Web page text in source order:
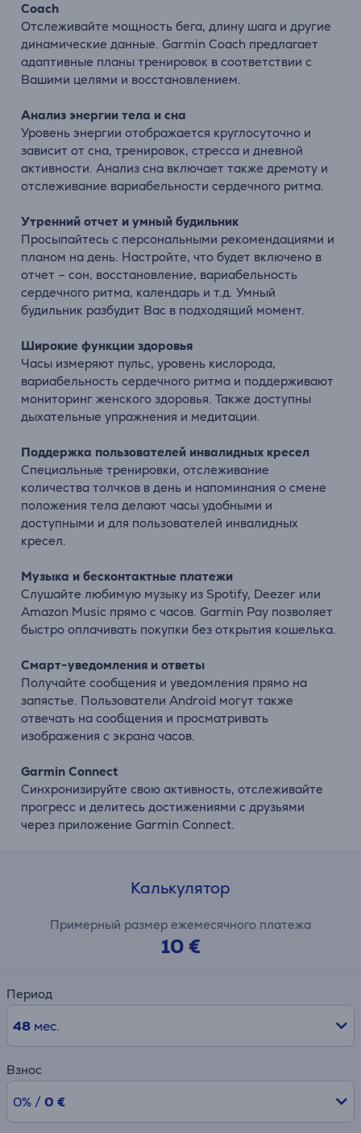
Coach
Отслеживайте мощность бега, длину шага и другие
динамические данные. Garmin Coach предлагает
адаптивные планы тренировок в соответствии с
Вашими целями и восстановлением.
Анализ энергии тела и сна
Уровень энергии отображается круглосуточно и
зависит от сна, тренировок, стресса и дневной
активности. Анализ сна включает также дремоту и
отслеживание вариабельности сердечного ритма.
Утренний отчет и умный будильник
Просыпайтесь с персональными рекомендациями и
планом на день. Настройте, что будет включено в
отчет – сон, восстановление, вариабельность
сердечного ритма, календарь и т.д. Умный
будильник разбудит Вас в подходящий момент.
Широкие функции здоровья
Часы измеряют пульс, уровень кислорода,
вариабельность сердечного ритма и поддерживают
мониторинг женского здоровья. Также доступны
дыхательные упражнения и медитации.
Поддержка пользователей инвалидных кресел
Специальные тренировки, отслеживание
количества толчков в день и напоминания о смене
положения тела делают часы удобными и
доступными и для пользователей инвалидных
кресел.
Музыка и бесконтактные платежи
Слушайте любимую музыку из Spotify, Deezer или
Amazon Music прямо с часов. Garmin Pay позволяет
быстро оплачивать покупки без открытия кошелька.
Смарт-уведомления и ответы
Получайте сообщения и уведомления прямо на
запястье. Пользователи Android могут также
отвечать на сообщения и просматривать
изображения с экрана часов.
Garmin Connect
Синхронизируйте свою активность, отслеживайте
прогресс и делитесь достижениями с друзьями
через приложение Garmin Connect.
Калькулятор
Примерный размер ежемесячного платежа
10 €
Период
48мес.
Взнос
0% / 0 €